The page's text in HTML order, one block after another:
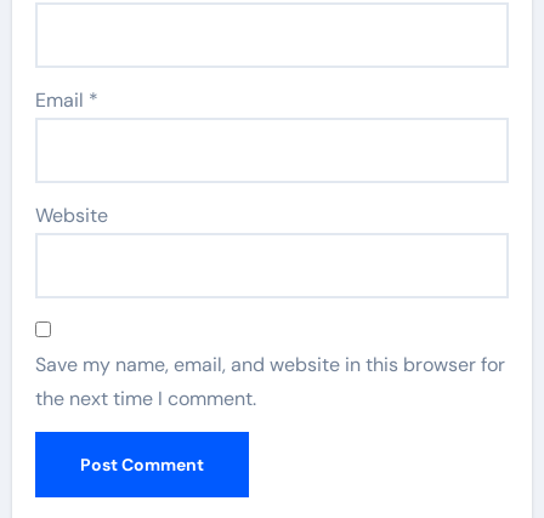
Email *
Website
Save my name, email, and website in this browser for
the next time I comment.